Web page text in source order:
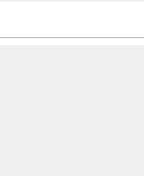
[…]